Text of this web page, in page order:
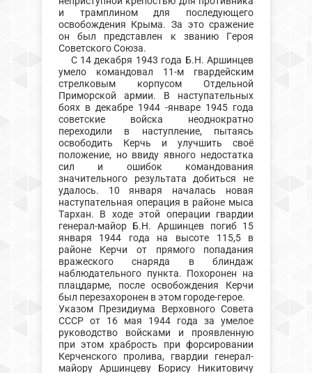
и трамплином для последующего
освобождения Крыма. За это сражение
он был представлен к званию Героя
Советского Союза.
С 14 декабря 1943 года Б.Н. Аршинцев
умело командовал 11-м гвардейским
стрелковым корпусом Отдельной
Приморской армии. В наступательных
боях в декабре 1944 -январе 1945 года
советские войска неоднократно
переходили в наступление, пытаясь
освободить Керчь и улучшить своё
положение, но ввиду явного недостатка
сил и ошибок командования
значительного результата добиться не
удалось. 10 января началась новая
наступательная операция в районе мыса
Тархан. В ходе этой операции гвардии
генерал-майор Б.Н. Аршинцев погиб 15
января 1944 года на высоте 115,5 в
районе Керчи от прямого попадания
вражеского снаряда в блиндаж
наблюдательного пункта. Похоронен на
плацдарме, после освобождения Керчи
был перезахоронен в этом городе-герое.
Указом Президиума Верховного Совета
СССР от 16 мая 1944 года за умелое
руководство войсками и проявленную
при этом храбрость при форсировании
Керченского пролива, гвардии генерал-
майору Аршинцеву Борису Никитовичу